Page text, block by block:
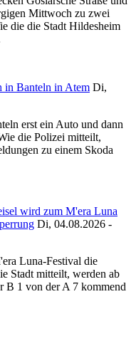
Mittwoch zu zwei
die die Stadt Hildesheim
in Banteln in Atem Di,
erst ein Auto und dann
die Polizei mitteilt,
zu einem Skoda
wird zum M'era Luna
Di, 04.08.2026 -
Luna-Festival die
Stadt mitteilt, werden ab
B 1 von der A 7 kommend